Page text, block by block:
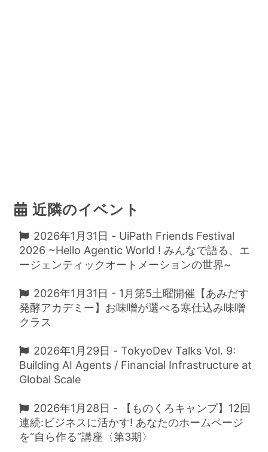
近隣のイベント
2026年1月31日 - UiPath Friends Festival
2026 ~Hello Agentic World ! みんなで語る、エ
ージェンティックオートメーションの世界~
2026年1月31日 - 1月第5土曜開催【あみだす
発酵アカデミー】お味噌が選べる寒仕込み味噌
クラス
2026年1月29日 - TokyoDev Talks Vol. 9:
Building AI Agents / Financial Infrastructure at
Global Scale
2026年1月28日 - 【ものくろキャンプ】12回
連続:ビジネスに活かす! あなたのホームページ
を“自ら作る”講座〈第3期〉